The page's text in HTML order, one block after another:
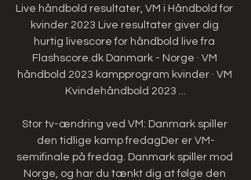
Live håndbold resultater, VM i Håndbold for
kvinder 2023 Live resultater giver dig
hurtig livescore for håndbold live fra
Flashscore.dk Danmark - Norge · VM
håndbold 2023 kampprogram kvinder · VM
Kvindehåndbold 2023 ...
Stor tv-ændring ved VM: Danmark spiller
den tidlige kamp fredagDer er VM-
semifinale på fredag. Danmark spiller mod
Norge, og har du tænkt dig at følge den